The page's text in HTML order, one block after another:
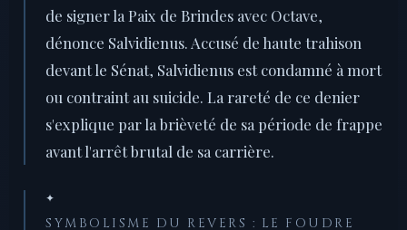
de signer la Paix de Brindes avec Octave,
dénonce Salvidienus. Accusé de haute trahison
devant le Sénat, Salvidienus est condamné à mort
ou contraint au suicide. La rareté de ce denier
s'explique par la brièveté de sa période de frappe
avant l'arrêt brutal de sa carrière.
✦
SYMBOLISME DU REVERS : LE FOUDRE